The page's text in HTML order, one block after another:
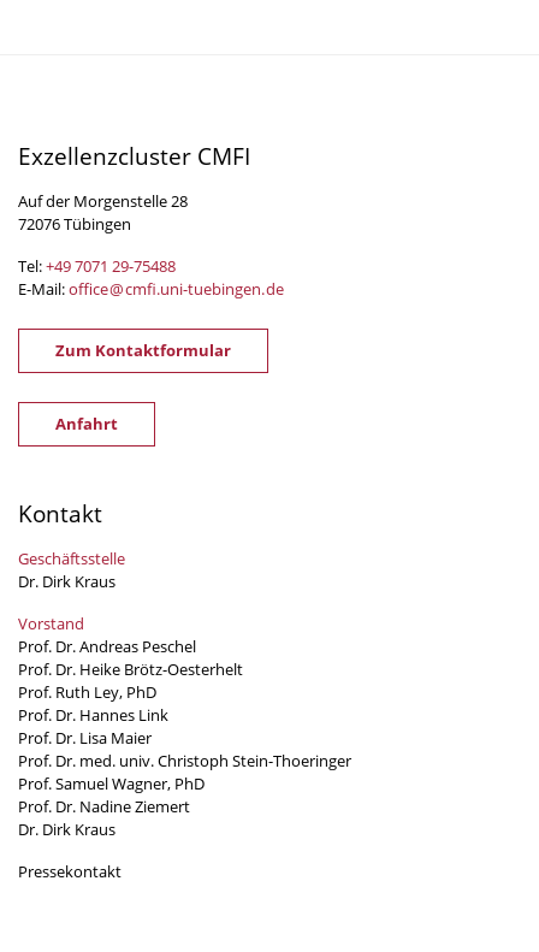
Exzellenzcluster CMFI
Auf der Morgenstelle 28
72076 Tübingen
Tel:+49 7071 29-75488
E-Mail:office@cmfi.uni-tuebingen.de
Zum Kontaktformular
Anfahrt
Kontakt
Geschäftsstelle
Dr. Dirk Kraus
Vorstand
Prof. Dr. Andreas Peschel
Prof. Dr. Heike Brötz-Oesterhelt
Prof. Ruth Ley, PhD
Prof. Dr. Hannes Link
Prof. Dr. Lisa Maier
Prof. Dr. med. univ. Christoph Stein-Thoeringer
Prof. Samuel Wagner, PhD
Prof. Dr. Nadine Ziemert
Dr. Dirk Kraus
Pressekontakt